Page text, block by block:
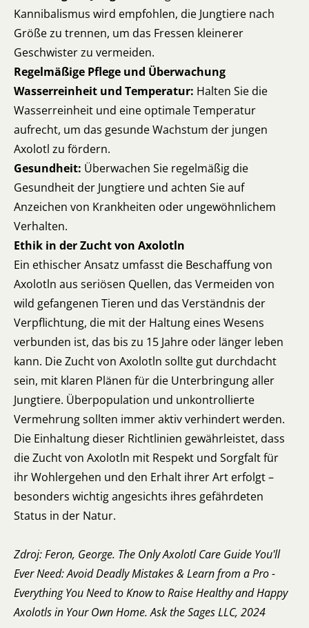
Kannibalismus wird empfohlen, die Jungtiere nach
Größe zu trennen, um das Fressen kleinerer
Geschwister zu vermeiden.
Regelmäßige Pflege und Überwachung
Wasserreinheit und Temperatur: Halten Sie die
Wasserreinheit und eine optimale Temperatur
aufrecht, um das gesunde Wachstum der jungen
Axolotl zu fördern.
Gesundheit: Überwachen Sie regelmäßig die
Gesundheit der Jungtiere und achten Sie auf
Anzeichen von Krankheiten oder ungewöhnlichem
Verhalten.
Ethik in der Zucht von Axolotln
Ein ethischer Ansatz umfasst die Beschaffung von
Axolotln aus seriösen Quellen, das Vermeiden von
wild gefangenen Tieren und das Verständnis der
Verpflichtung, die mit der Haltung eines Wesens
verbunden ist, das bis zu 15 Jahre oder länger leben
kann. Die Zucht von Axolotln sollte gut durchdacht
sein, mit klaren Plänen für die Unterbringung aller
Jungtiere. Überpopulation und unkontrollierte
Vermehrung sollten immer aktiv verhindert werden.
Die Einhaltung dieser Richtlinien gewährleistet, dass
die Zucht von Axolotln mit Respekt und Sorgfalt für
ihr Wohlergehen und den Erhalt ihrer Art erfolgt –
besonders wichtig angesichts ihres gefährdeten
Status in der Natur.
Zdroj: Feron, George. The Only Axolotl Care Guide You'll
Ever Need: Avoid Deadly Mistakes & Learn from a Pro -
Everything You Need to Know to Raise Healthy and Happy
Axolotls in Your Own Home. Ask the Sages LLC, 2024